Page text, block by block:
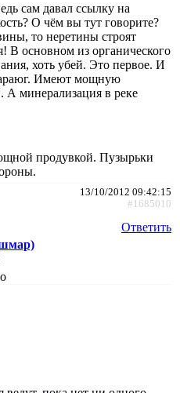
сам давал ссылку на
О чём вы тут говорите?
то неретины строят
В основном из органического
хоть убей. Это первое. И
Имеют мощную
А минерализация в реке
продувкой. Пузырьки
13/10/2012 09:42:15
#1685010
Ответить